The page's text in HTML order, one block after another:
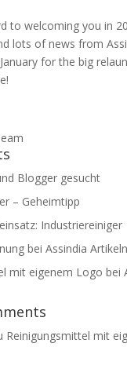
to welcoming you in
lots of news from
for the big
Blogger gesucht
– Geheimtipp
Industriereiniger
bei Assindia Artikeln
mit eigenem Logo bei
Reinigungsmittel mit